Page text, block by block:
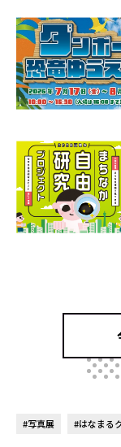
#写真展 #はなまる